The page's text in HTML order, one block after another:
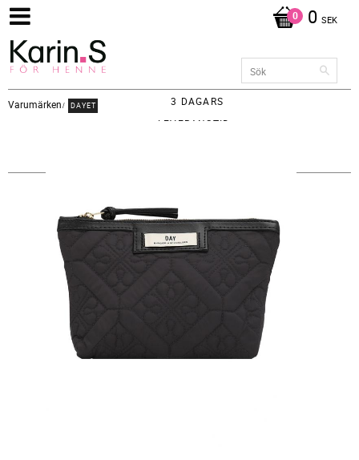
0 SEK
3 DAGARS
LEVERANSTID -
Varumärken DAYET